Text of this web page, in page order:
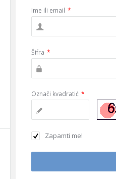
Ime ili email *
Šifra *
Označi kvadratić *
Zapamti me!